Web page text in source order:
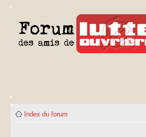
Index du forum